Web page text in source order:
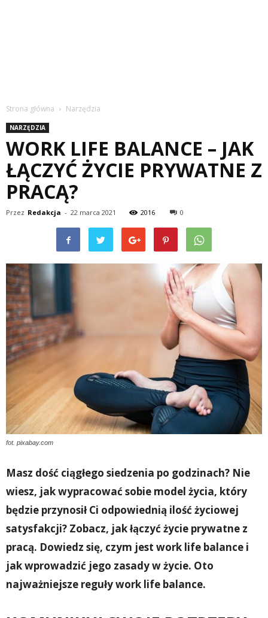
Strona główna Narzędzia
NARZĘDZIA
WORK LIFE BALANCE – JAK
ŁĄCZYĆ ŻYCIE PRYWATNE Z
PRACĄ?
Przez Redakcja - 22 marca 2021 2016 0
fot. pixabay.com
Masz dość ciągłego siedzenia po godzinach? Nie
wiesz, jak wypracować sobie model życia, który
będzie przynosił Ci odpowiednią ilość życiowej
satysfakcji? Zobacz, jak łączyć życie prywatne z
pracą. Dowiedz się, czym jest work life balance i
jak wprowadzić jego zasady w życie. Oto
najważniejsze reguły work life balance.